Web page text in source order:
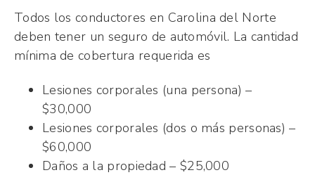
Todos los conductores en Carolina del Norte
deben tener un seguro de automóvil. La cantidad
mínima de cobertura requerida es
Lesiones corporales (una persona) –
$30,000
Lesiones corporales (dos o más personas) –
$60,000
Daños a la propiedad – $25,000